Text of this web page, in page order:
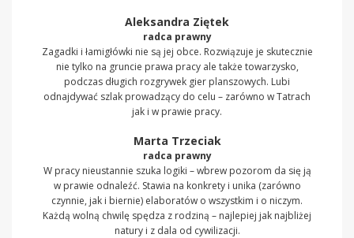
Aleksandra Ziętek
radca prawny
Zagadki i łamigłówki nie są jej obce. Rozwiązuje je skutecznie
nie tylko na gruncie prawa pracy ale także towarzysko,
podczas długich rozgrywek gier planszowych. Lubi
odnajdywać szlak prowadzący do celu – zarówno w Tatrach
jak i w prawie pracy.
Marta Trzeciak
radca prawny
W pracy nieustannie szuka logiki – wbrew pozorom da się ją
w prawie odnaleźć. Stawia na konkrety i unika (zarówno
czynnie, jak i biernie) elaboratów o wszystkim i o niczym.
Każdą wolną chwilę spędza z rodziną – najlepiej jak najbliżej
natury i z dala od cywilizacji.